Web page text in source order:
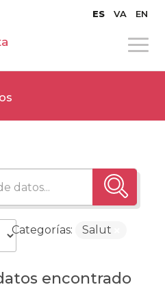
ES VA EN
encontrado
Categorías: Salut